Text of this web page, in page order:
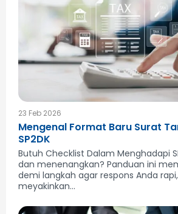
23 Feb 2026
Mengenal Format Baru Surat
SP2DK
Butuh Checklist Dalam Menghadapi
dan menenangkan? Panduan ini
demi langkah agar respons Anda
meyakinkan...